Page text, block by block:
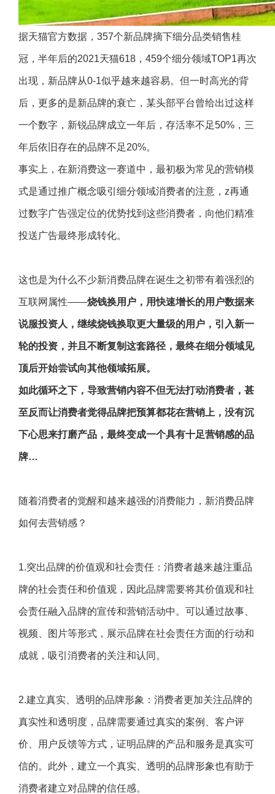
据天猫官方数据，357个新品牌摘下细分品类销售桂
冠，半年后的2021天猫618，459个细分领域TOP1再次
出现，新品牌从0-1似乎越来越容易。但一时高光的背
后，更多的是新品牌的衰亡，某头部平台曾给出过这样
一个数字，新锐品牌成立一年后，存活率不足50%，三
年后依旧存在的品牌不足20%。
事实上，在新消费这一赛道中，最初极为常见的营销模
式是通过推广概念吸引细分领域消费者的注意，z再通
过数字广告强定位的优势找到这些消费者，向他们精准
投送广告最终形成转化。
这也是为什么不少新消费品牌在诞生之初带有着强烈的
互联网属性——烧钱换用户，用快速增长的用户数据来
说服投资人，继续烧钱换取更大量级的用户，引入新一
轮的投资，并且不断复制这套路径，最终在细分领域见
顶后开始尝试向其他领域拓展。
如此循环之下，导致营销内容不但无法打动消费者，甚
至反而让消费者觉得品牌把预算都花在营销上，没有沉
下心思来打磨产品，最终变成一个具有十足营销感的品
牌…
随着消费者的觉醒和越来越强的消费能力，新消费品牌
如何去营销感？
1.突出品牌的价值观和社会责任：消费者越来越注重品
牌的社会责任和价值观，因此品牌需要将其价值观和社
会责任融入品牌的宣传和营销活动中。可以通过故事、
视频、图片等形式，展示品牌在社会责任方面的行动和
成就，吸引消费者的关注和认同。
2.建立真实、透明的品牌形象：消费者更加关注品牌的
真实性和透明度，品牌需要通过真实的案例、客户评
价、用户反馈等方式，证明品牌的产品和服务是真实可
信的。此外，建立一个真实、透明的品牌形象也有助于
消费者建立对品牌的信任感。